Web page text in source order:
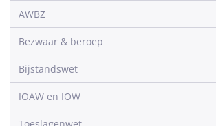
AWBZ
Bezwaar & beroep
Bijstandswet
IOAW en IOW